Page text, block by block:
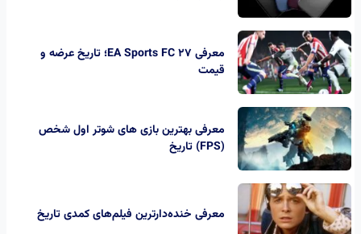
معرفی EA Sports FC 27؛ تاریخ عرضه و
قیمت
معرفی بهترین بازی های شوتر اول شخص
(FPS) تاریخ
معرفی خنده‌دارترین فیلم‌های کمدی تاریخ